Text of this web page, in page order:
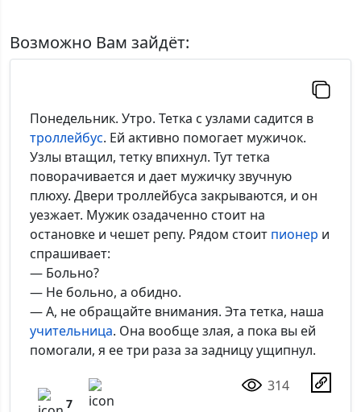
*Максимальное кол-во символов - 500. Ручная модерация.
Добавить
Возможно Вам зайдёт:
Понедельник. Утро. Тетка с узлами садится в
троллейбус. Ей активно помогает мужичок.
Узлы втащил, тетку впихнул. Тут тетка
поворачивается и дает мужичку звучную
плюху. Двери троллейбуса закрываются, и он
уезжает. Мужик озадаченно стоит на
остановке и чешет репу. Рядом стоит пионер и
спрашивает:
— Больно?
— Не больно, а обидно.
— А, не обращайте внимания. Эта тетка, наша
учительница. Она вообще злая, а пока вы ей
помогали, я ее три раза за задницу ущипнул.
7
314